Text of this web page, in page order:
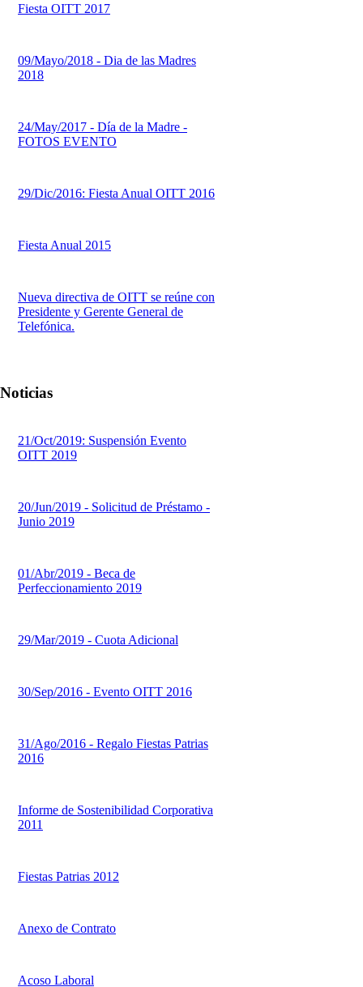
Fiesta OITT 2017
09/Mayo/2018 - Dia de las Madres
2018
24/May/2017 - Día de la Madre -
FOTOS EVENTO
29/Dic/2016: Fiesta Anual OITT 2016
Fiesta Anual 2015
Nueva directiva de OITT se reúne con
Presidente y Gerente General de
Telefónica.
Noticias
21/Oct/2019: Suspensión Evento
OITT 2019
20/Jun/2019 - Solicitud de Préstamo -
Junio 2019
01/Abr/2019 - Beca de
Perfeccionamiento 2019
29/Mar/2019 - Cuota Adicional
30/Sep/2016 - Evento OITT 2016
31/Ago/2016 - Regalo Fiestas Patrias
2016
Informe de Sostenibilidad Corporativa
2011
Fiestas Patrias 2012
Anexo de Contrato
Acoso Laboral